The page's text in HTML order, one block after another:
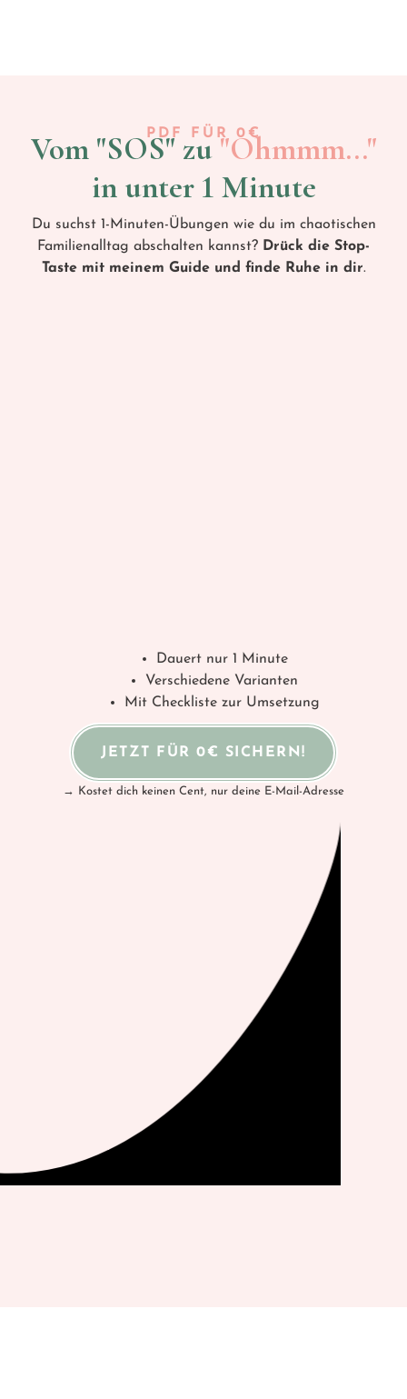
PDF FÜR 0€
Vom "SOS" zu"Ohmmm..."
in unter 1 Minute
Du suchst 1-Minuten-Übungen wie du im chaotischen
Familienalltag abschalten kannst? Drück die Stop-
Taste mit meinem Guide und finde Ruhe in dir.
Dauert nur 1 Minute
Verschiedene Varianten
Mit Checkliste zur Umsetzung
JETZT FÜR 0€ SICHERN!
→ Kostet dich keinen Cent, nur deine E-Mail-Adresse